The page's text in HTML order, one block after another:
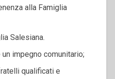
alla Famiglia
Salesiana.
un impegno comunitario;
qualificati e